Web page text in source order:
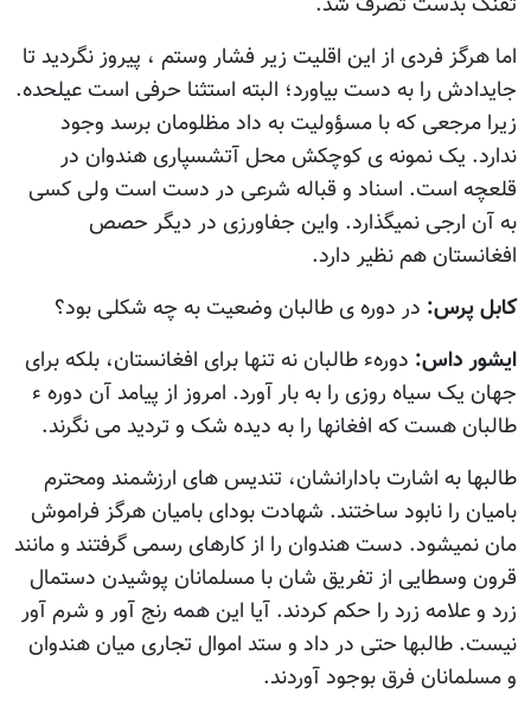
اما هرگز فردی از این اقلیت زیر فشار وستم ، پیروز نگردید تا
جایدادش را به دست بیاورد؛ البته استثنا حرفی است عیلحده.
زیرا مرجعی که با مسؤولیت به داد مظلومان برسد وجود
ندارد. یک نمونه ی کوچکش محل آتشسپاری هندوان در
قلعچه است. اسناد و قباله شرعی در دست است ولی کسی
به آن ارجی نمیگذارد. واین جفاورزی در دیگر حصص
افغانستان هم نظیر دارد.
کابل پرس: در دوره ی طالبان وضعیت به چه شکلی بود؟
ایشور داس: دورهء طالبان نه تنها برای افغانستان، بلکه برای
جهان یک سیاه روزی را به بار آورد. امروز از پیامد آن دوره ء
طالبان هست که افغانها را به دیده شک و تردید می نگرند.
طالبها به اشارت بادارانشان، تندیس های ارزشمند ومحترم
بامیان را نابود ساختند. شهادت بودای بامیان هرگز فراموش
مان نمیشود. دست هندوان را از کارهای رسمی گرفتند و مانند
قرون وسطایی از تفریق شان با مسلمانان پوشیدن دستمال
زرد و علامه زرد را حکم کردند. آیا این همه رنج آور و شرم آور
نیست. طالبها حتی در داد و ستد اموال تجاری میان هندوان
و مسلمانان فرق بوجود آوردند.